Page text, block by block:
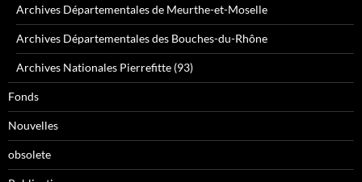
Archives Départementales de Meurthe-et-Moselle
Archives Départementales des Bouches-du-Rhône
Archives Nationales Pierrefitte (93)
Fonds
Nouvelles
obsolete